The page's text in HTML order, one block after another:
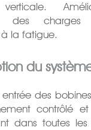
verticale.
des
à la fatigue.
du
des
contrôlé
dans toutes les